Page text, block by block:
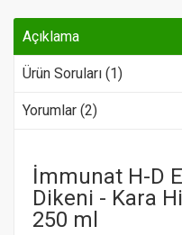
Açıklama
Ürün Soruları (1)
Yorumlar (2)
İmmunat H-D
Dikeni - Kara
250 ml